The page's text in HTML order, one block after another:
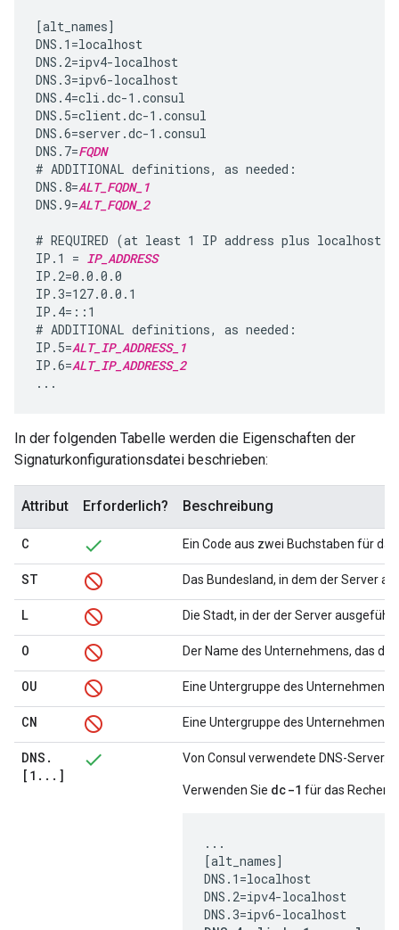
[alt_names]
DNS.1=localhost
DNS.2=ipv4-localhost
DNS.3=ipv6-localhost
DNS.4=cli.dc-1.consul
DNS.5=client.dc-1.consul
DNS.6=server.dc-1.consul
DNS.7=FQDN
# ADDITIONAL definitions, as needed:
DNS.8=ALT_FQDN_1
DNS.9=ALT_FQDN_2
# REQUIRED (at least 1 IP address plus localhost
IP.1 = IP_ADDRESS
IP.2=0.0.0.0
IP.3=127.0.0.1
IP.4=::1
# ADDITIONAL definitions, as needed:
IP.5=ALT_IP_ADDRESS_1
IP.6=ALT_IP_ADDRESS_2
...
In der folgenden Tabelle werden die Eigenschaften der
Signaturkonfigurationsdatei beschrieben:
Attribut Erforderlich? Beschreibung
C Ein Code aus zwei Buchstaben für
ST Das Bundesland, in dem der Server
L Die Stadt, in der der Server
O Der Name des Unternehmens, das
OU Eine Untergruppe des Unternehmens.
CN Eine Untergruppe des Unternehmens.
DNS .
[1 . . . ]
Von Consul verwendete DNS-Server.
Verwenden Sie dc-1 für das
...
[alt_names]
DNS.1=localhost
DNS.2=ipv4-localhost